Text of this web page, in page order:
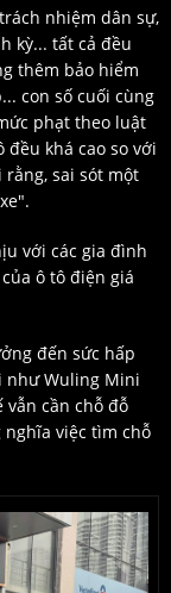
nhiệm dân sự,
kỳ... tất cả đều
thêm bảo hiểm
con số cuối cùng
phạt theo luật
khá cao so với
sai sót một
với các gia đình
ô tô điện giá
đến sức hấp
như Wuling Mini
vẫn cần chỗ đỗ
việc tìm chỗ